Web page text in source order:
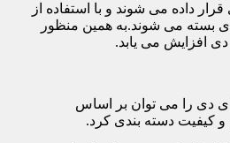
داده می شوند و با استفاده از
بسته می شوند.به همین منظور
افزایش می یابد.
دی را می توان بر اساس
کیفیت دسته بندی کرد.